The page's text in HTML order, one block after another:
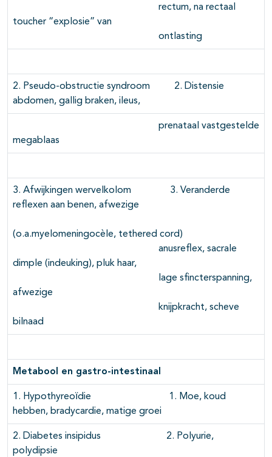
rectum, na rectaal
toucher “explosie” van
ontlasting
2. Pseudo-obstructie syndroom 2. Distensie
abdomen, gallig braken, ileus,
prenataal vastgestelde
megablaas
3. Afwijkingen wervelkolom 3. Veranderde
reflexen aan benen, afwezige
(o.a.myelomeningocèle, tethered cord)
anusreflex, sacrale
dimple (indeuking), pluk haar,
lage sfincterspanning,
afwezige
knijpkracht, scheve
bilnaad
Metabool en gastro-intestinaal
1. Hypothyreoїdie 1. Moe, koud
hebben, bradycardie, matige groei
2. Diabetes insipidus 2. Polyurie,
polydipsie